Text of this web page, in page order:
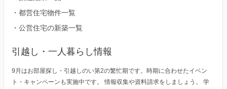
・ 都営住宅物件一覧
・ 公営住宅の新築一覧
引越し・一人暮らし情報
9月はお部屋探し・引越しのい第2の繁忙期です。時期に合わせたイベン
ト・キャンペーンも実施中です。 情報収集や資料請求をしましょう。 学